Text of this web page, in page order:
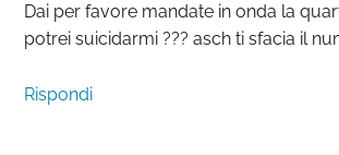
Dai per favore mandate in onda la
potrei suicidarmi ??? asch ti sfacia il
Rispondi